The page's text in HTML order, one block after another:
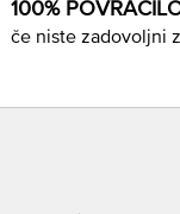
100%
če niste zadovoljni